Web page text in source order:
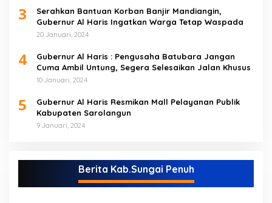
3
Serahkan Bantuan Korban Banjir Mandiangin,
Gubernur Al Haris Ingatkan Warga Tetap Waspada
20 Januari, 2024
4
Gubernur Al Haris : Pengusaha Batubara Jangan
Cuma Ambil Untung, Segera Selesaikan Jalan Khusus
10 Januari, 2024
5
Gubernur Al Haris Resmikan Mall Pelayanan Publik
Kabupaten Sarolangun
9 Januari, 2024
Berita Kab.Sungai Penuh